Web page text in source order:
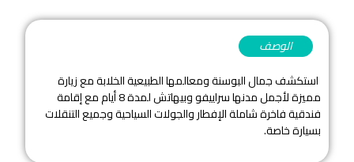
الوصف
استكشف جمال البوسنة ومعالمها الطبيعية الخلابة مع زيارة
مميزة لأجمل مدنها سراييفو وبيهاتش لمدة 8 أيام مع إقامة
فندقية فاخرة شاملة الإفطار والجولات السياحية وجميع التنقلات
بسيارة خاصة.